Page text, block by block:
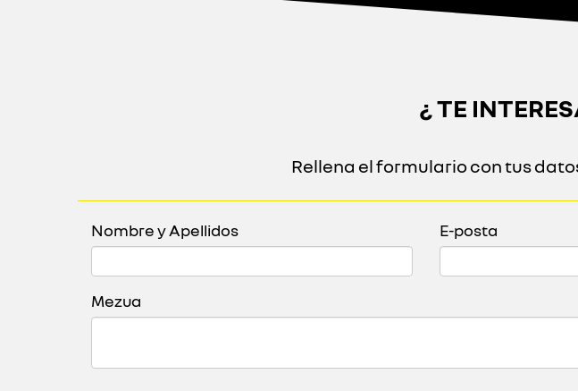
¿ TE
Rellena el formulario con tus
Nombre y Apellidos E-posta
Mezua